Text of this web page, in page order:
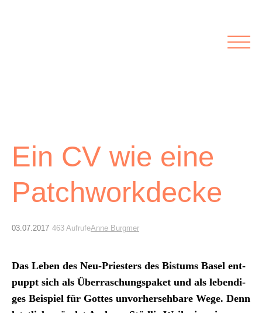
Inserate &
Stellenbörse
Archiv
Über uns
Ein CV wie eine
Patchworkdecke
03.07.2017 463 AufrufeAnne Burgmer
Das Leben des Neu-Priesters des Bis­tums Basel ent­
pup­pt sich als Über­raschungspaket und als lebendi­
ges Beispiel für Gottes unvorherse­hbare Wege. Denn